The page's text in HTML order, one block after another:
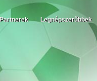
Partnerek Legnépszerűbbek